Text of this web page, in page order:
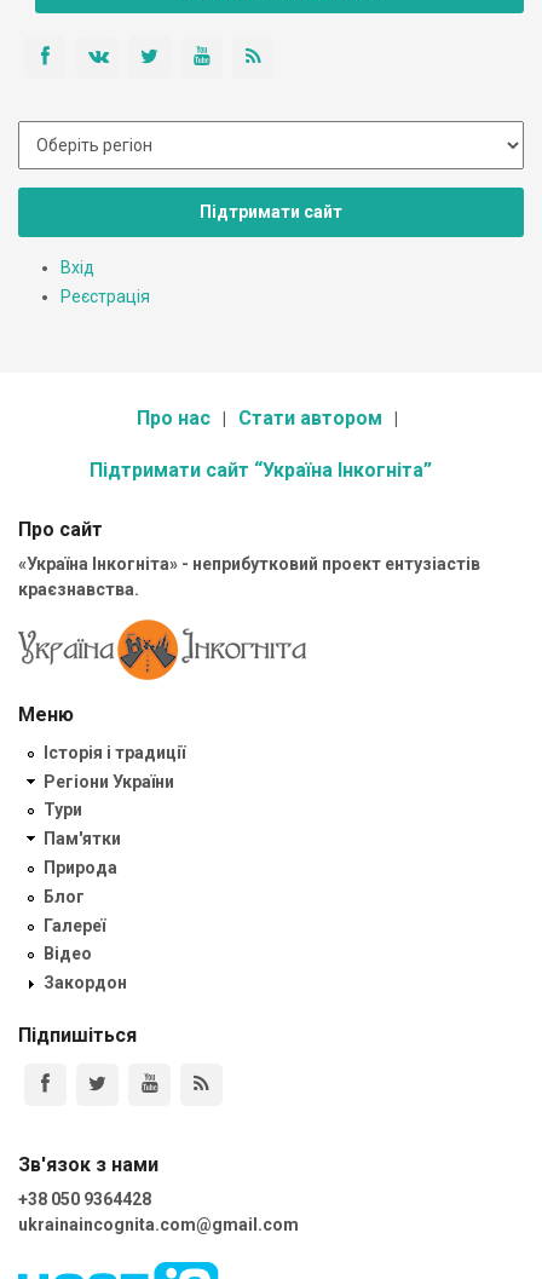
Підтримати сайт
Вхід
Реєстрація
Про нас Стати автором
Підтримати сайт “Україна Інкогніта”
Про сайт
«Україна Інкогніта» - неприбутковий проект ентузіастів
краєзнавства.
Меню
Історія і традиції
Регіони України
Тури
Пам'ятки
Природа
Блог
Галереї
Відео
Закордон
Підпишіться
Зв'язок з нами
+38 050 9364428
ukrainaincognita.com@gmail.com